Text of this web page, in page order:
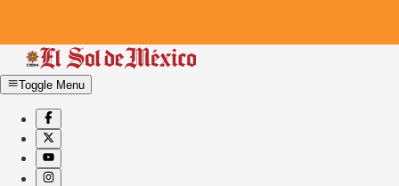
Toggle Menu